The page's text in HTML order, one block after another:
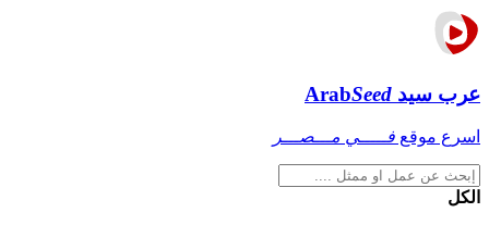
عرب سيد ArabSeed
اسرع موقع فـــــي مـــصـــر
الكل